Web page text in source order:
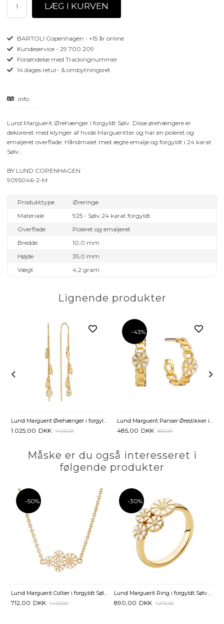
BARTOLI Copenhagen - +15 år online
Kundeservice - 29 700 209
Forsendelse med Trackingnummer
14 dages retur- & ombytningsret
info
Lund Marguerit Ørehænger i forgyldt Sølv. Disse ørehængere er
dekoreret med klynger af hvide Margueritter og har en poleret og
emaljeret overflade. Håndmalet med ægte emalje og forgyldt i 24 karat
Sølv.
BY LUND COPENHAGEN
9095046-2-M
Produkttype
Øreringe
Materiale
925 - Sølv 24 karat forgyldt
Overflade
Poleret og emaljeret
Bredde
10,0 mm
Højde
35,0 mm
Vægt
4,2 gram
Lignende produkter
Lund Marguerit Ørehænger i forgyldt Sølv med Blade
1.025,00 DKK 1.425,00
-43%
Lund Marguerit Panser Ørestikker i forgyldt Sølv
485,00 DKK 850,00
Måske er du også interesseret i
følgende produkter
-50%
712,00 DKK 1.425,00
-30%
890,00 DKK 1.275,00